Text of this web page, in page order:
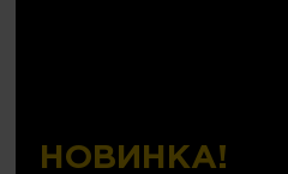
НОВИНКА!